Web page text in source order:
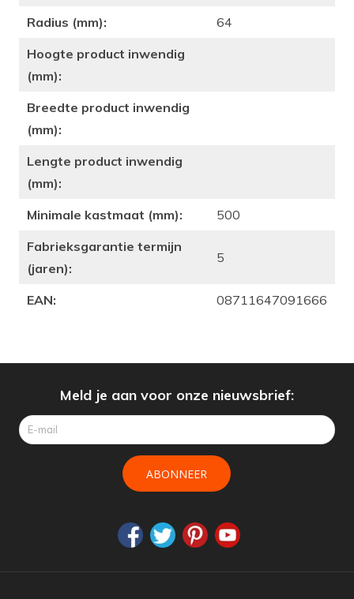
Radius (mm):
64
Hoogte product inwendig
(mm):
Breedte product inwendig
(mm):
Lengte product inwendig
(mm):
Minimale kastmaat (mm):
500
Fabrieksgarantie termijn
(jaren):
5
EAN: 08711647091666
Meld je aan voor onze nieuwsbrief:
ABONNEER